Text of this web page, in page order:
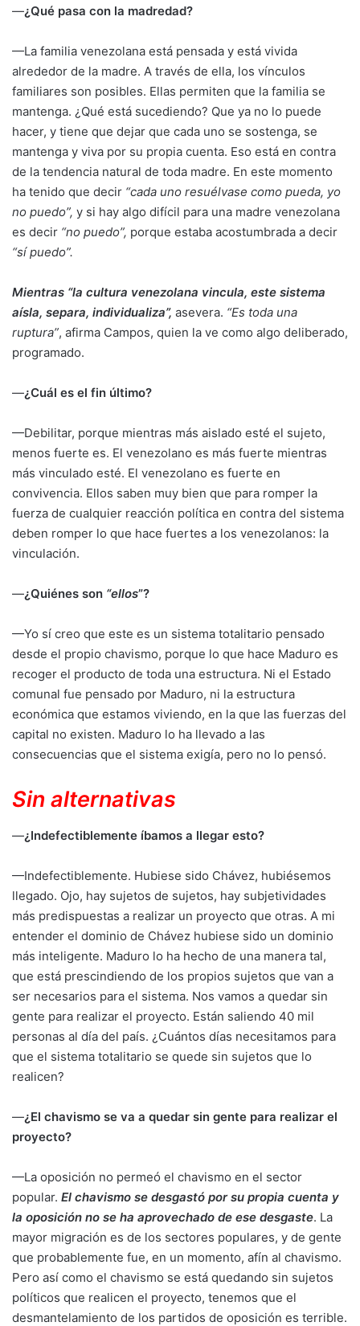
—¿Qué pasa con la madredad?
—La familia venezolana está pensada y está vivida
alrededor de la madre. A través de ella, los vínculos
familiares son posibles. Ellas permiten que la familia se
mantenga. ¿Qué está sucediendo? Que ya no lo puede
hacer, y tiene que dejar que cada uno se sostenga, se
mantenga y viva por su propia cuenta. Eso está en contra
de la tendencia natural de toda madre. En este momento
ha tenido que decir “cada uno resuélvase como pueda, yo
no puedo”, y si hay algo difícil para una madre venezolana
es decir “no puedo”, porque estaba acostumbrada a decir
“sí puedo”.
Mientras “la cultura venezolana vincula, este sistema
aísla, separa, individualiza”, asevera. “Es toda una
ruptura”, afirma Campos, quien la ve como algo deliberado,
programado.
—¿Cuál es el fin último?
—Debilitar, porque mientras más aislado esté el sujeto,
menos fuerte es. El venezolano es más fuerte mientras
más vinculado esté. El venezolano es fuerte en
convivencia. Ellos saben muy bien que para romper la
fuerza de cualquier reacción política en contra del sistema
deben romper lo que hace fuertes a los venezolanos: la
vinculación.
—¿Quiénes son “ellos”?
—Yo sí creo que este es un sistema totalitario pensado
desde el propio chavismo, porque lo que hace Maduro es
recoger el producto de toda una estructura. Ni el Estado
comunal fue pensado por Maduro, ni la estructura
económica que estamos viviendo, en la que las fuerzas del
capital no existen. Maduro lo ha llevado a las
consecuencias que el sistema exigía, pero no lo pensó.
Sin alternativas
—¿Indefectiblemente íbamos a llegar esto?
—Indefectiblemente. Hubiese sido Chávez, hubiésemos
llegado. Ojo, hay sujetos de sujetos, hay subjetividades
más predispuestas a realizar un proyecto que otras. A mi
entender el dominio de Chávez hubiese sido un dominio
más inteligente. Maduro lo ha hecho de una manera tal,
que está prescindiendo de los propios sujetos que van a
ser necesarios para el sistema. Nos vamos a quedar sin
gente para realizar el proyecto. Están saliendo 40 mil
personas al día del país. ¿Cuántos días necesitamos para
que el sistema totalitario se quede sin sujetos que lo
realicen?
—¿El chavismo se va a quedar sin gente para realizar el
proyecto?
—La oposición no permeó el chavismo en el sector
popular. El chavismo se desgastó por su propia cuenta y
la oposición no se ha aprovechado de ese desgaste. La
mayor migración es de los sectores populares, y de gente
que probablemente fue, en un momento, afín al chavismo.
Pero así como el chavismo se está quedando sin sujetos
políticos que realicen el proyecto, tenemos que el
desmantelamiento de los partidos de oposición es terrible.